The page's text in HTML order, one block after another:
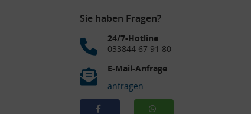
Sie haben Fragen?
24/7-Hotline
033844 67 91 80
E-Mail-Anfrage
anfragen